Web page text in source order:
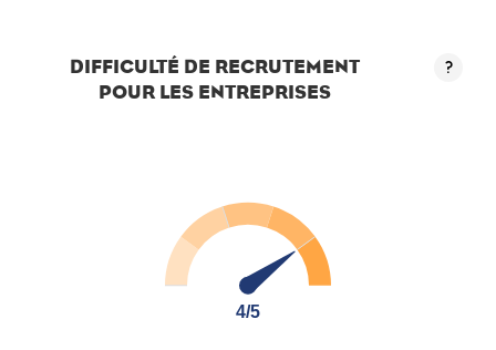
DIFFICULTÉ DE RECRUTEMENT
POUR LES ENTREPRISES
?
4/5
4/5